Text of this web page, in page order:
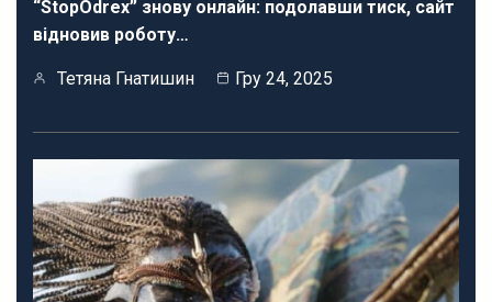
“StopOdrex” знову онлайн: подолавши тиск, сайт
відновив роботу…
Тетяна Гнатишин Гру 24, 2025